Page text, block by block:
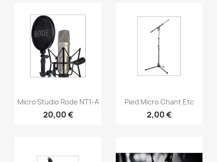
Vorschau
Micro Studio Rode NT1-A
20,00 €
Vorschau
Pied Micro Chant Etc
2,00 €